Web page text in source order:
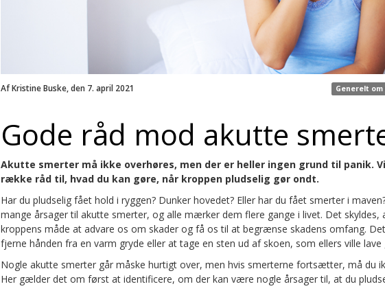
Af Kristine Buske, den 7. april 2021 Generelt om
Gode råd mod akutte
Akutte smerter må ikke overhøres, men der er heller ingen grund til panik.
række råd til, hvad du kan gøre, når kroppen pludselig gør ondt.
Har du pludselig fået hold i ryggen? Dunker hovedet? Eller har du fået smerter i
mange årsager til akutte smerter, og alle mærker dem flere gange i livet. Det skyldes,
kroppens måde at advare os om skader og få os til at begrænse skadens omfang.
fjerne hånden fra en varm gryde eller at tage en sten ud af skoen, som ellers ville lave
Nogle akutte smerter går måske hurtigt over, men hvis smerterne fortsætter, må du
Her gælder det om først at identificere, om der kan være nogle årsager til, at du